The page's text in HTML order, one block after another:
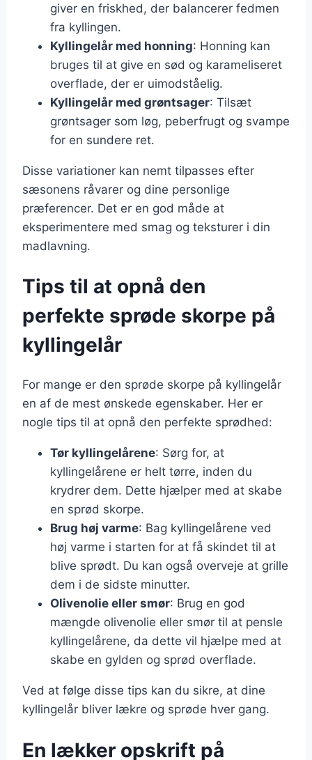
giver en friskhed, der balancerer fedmen
fra kyllingen.
Kyllingelår med honning: Honning kan
bruges til at give en sød og karameliseret
overflade, der er uimodståelig.
Kyllingelår med grøntsager: Tilsæt
grøntsager som løg, peberfrugt og svampe
for en sundere ret.
Disse variationer kan nemt tilpasses efter
sæsonens råvarer og dine personlige
præferencer. Det er en god måde at
eksperimentere med smag og teksturer i din
madlavning.
Tips til at opnå den
perfekte sprøde skorpe på
kyllingelår
For mange er den sprøde skorpe på kyllingelår
en af de mest ønskede egenskaber. Her er
nogle tips til at opnå den perfekte sprødhed:
Tør kyllingelårene: Sørg for, at
kyllingelårene er helt tørre, inden du
krydrer dem. Dette hjælper med at skabe
en sprød skorpe.
Brug høj varme: Bag kyllingelårene ved
høj varme i starten for at få skindet til at
blive sprødt. Du kan også overveje at grille
dem i de sidste minutter.
Olivenolie eller smør: Brug en god
mængde olivenolie eller smør til at pensle
kyllingelårene, da dette vil hjælpe med at
skabe en gylden og sprød overflade.
Ved at følge disse tips kan du sikre, at dine
kyllingelår bliver lækre og sprøde hver gang.
En lækker opskrift på